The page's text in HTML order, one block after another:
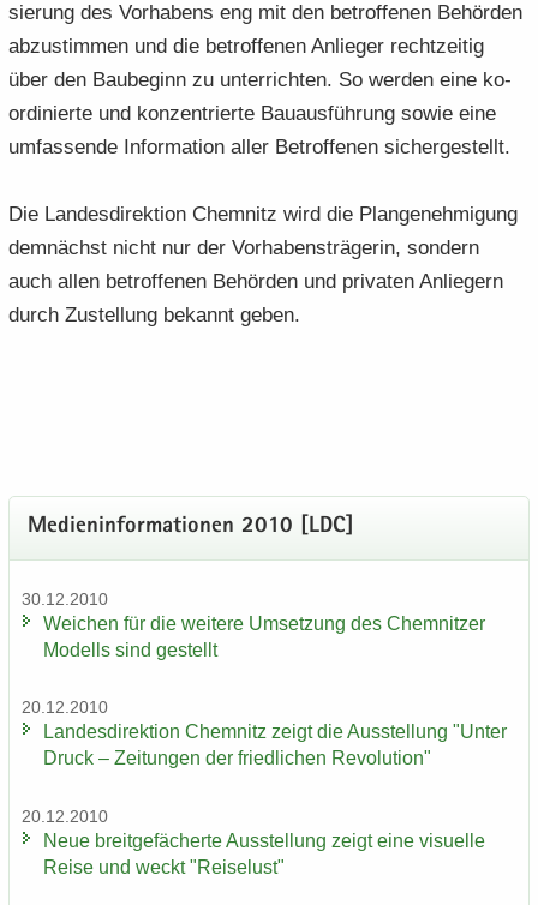
sie­rung des Vor­ha­bens eng mit den be­trof­fe­nen Be­hör­den
ab­zu­stim­men und die be­trof­fe­nen An­lie­ger recht­zei­tig
über den Bau­be­ginn zu un­ter­rich­ten. So wer­den eine ko­
or­di­nier­te und kon­zen­trier­te Bau­aus­füh­rung sowie eine
um­fas­sen­de In­for­ma­ti­on aller Be­trof­fe­nen si­cher­ge­stellt.
Die Lan­des­di­rek­ti­on Chem­nitz wird die Plan­ge­neh­mi­gung
dem­nächst nicht nur der Vor­ha­bens­trä­ge­rin, son­dern
auch allen be­trof­fe­nen Be­hör­den und pri­va­ten An­lie­gern
durch Zu­stel­lung be­kannt geben.
Me­di­en­in­for­ma­tio­nen 2010 [LDC]
30.12.2010
Wei­chen für die wei­te­re Um­set­zung des Chem­nit­zer
Mo­dells sind ge­stellt
20.12.2010
Lan­des­di­rek­ti­on Chem­nitz zeigt die Aus­stel­lung "Unter
Druck – Zei­tun­gen der fried­li­chen Re­vo­lu­ti­on"
20.12.2010
Neue breit­ge­fä­cher­te Aus­stel­lung zeigt eine vi­su­el­le
Reise und weckt "Rei­se­lust"